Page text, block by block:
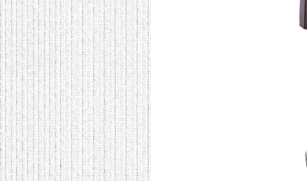
домашнем использовании.
Эта мебель имеет
некоторые преимущества
перед той же стенкой для
гостиной, к примеру,
поскольку она более
легкая и не загромождает
пространство. В спальне
этот предмет можно
поставить у изголовья
кровати, чтобы заполнить
пустующее там
место. Также стеллажи
очень часто используют в
качестве разграничителей
комнаты, например, на
рабочую зону и